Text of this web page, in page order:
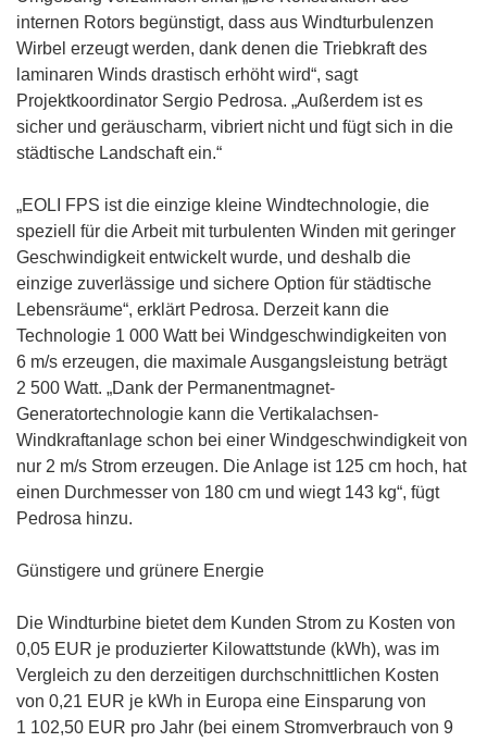
internen Rotors begünstigt, dass aus Windturbulenzen
Wirbel erzeugt werden, dank denen die Triebkraft des
laminaren Winds drastisch erhöht wird“, sagt
Projektkoordinator Sergio Pedrosa. „Außerdem ist es
sicher und geräuscharm, vibriert nicht und fügt sich in die
städtische Landschaft ein.“
„EOLI FPS ist die einzige kleine Windtechnologie, die
speziell für die Arbeit mit turbulenten Winden mit geringer
Geschwindigkeit entwickelt wurde, und deshalb die
einzige zuverlässige und sichere Option für städtische
Lebensräume“, erklärt Pedrosa. Derzeit kann die
Technologie 1 000 Watt bei Windgeschwindigkeiten von
6 m/s erzeugen, die maximale Ausgangsleistung beträgt
2 500 Watt. „Dank der Permanentmagnet-
Generatortechnologie kann die Vertikalachsen-
Windkraftanlage schon bei einer Windgeschwindigkeit von
nur 2 m/s Strom erzeugen. Die Anlage ist 125 cm hoch, hat
einen Durchmesser von 180 cm und wiegt 143 kg“, fügt
Pedrosa hinzu.
Günstigere und grünere Energie
Die Windturbine bietet dem Kunden Strom zu Kosten von
0,05 EUR je produzierter Kilowattstunde (kWh), was im
Vergleich zu den derzeitigen durchschnittlichen Kosten
von 0,21 EUR je kWh in Europa eine Einsparung von
1 102,50 EUR pro Jahr (bei einem Stromverbrauch von 9